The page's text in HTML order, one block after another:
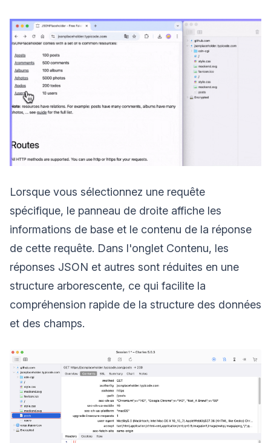
Lorsque vous sélectionnez une requête
spécifique, le panneau de droite affiche les
informations de base et le contenu de la réponse
de cette requête. Dans l'onglet Contenu, les
réponses JSON et autres sont réduites en une
structure arborescente, ce qui facilite la
compréhension rapide de la structure des données
et des champs.